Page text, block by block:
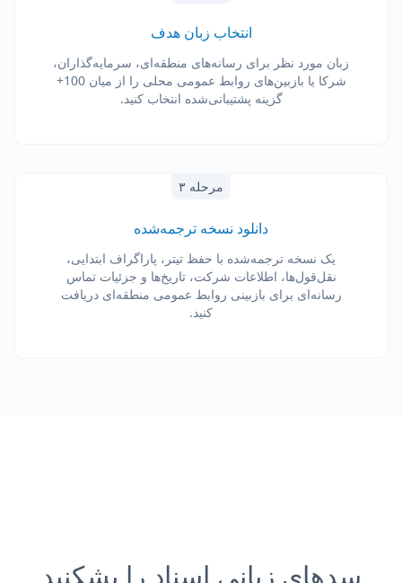
انتخاب زبان هدف
زبان مورد نظر برای رسانه‌های منطقه‌ای، سرمایه‌گذاران،
شرکا یا بازبین‌های روابط عمومی محلی را از میان 100+
گزینه پشتیبانی‌شده انتخاب کنید.
مرحله ۳
دانلود نسخه ترجمه‌شده
یک نسخه ترجمه‌شده با حفظ تیتر، پاراگراف ابتدایی،
نقل‌قول‌ها، اطلاعات شرکت، تاریخ‌ها و جزئیات تماس
رسانه‌ای برای بازبینی روابط عمومی منطقه‌ای دریافت
کنید.
سدهای زبانی اسناد را بشکنید